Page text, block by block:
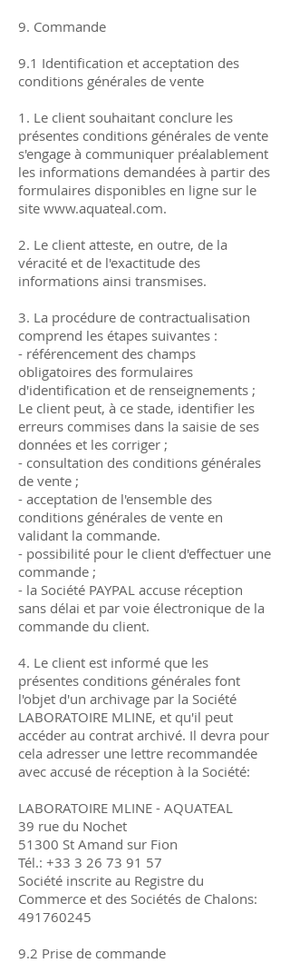
9. Commande
9.1 Identification et acceptation des
conditions générales de vente
1. Le client souhaitant conclure les
présentes conditions générales de vente
s'engage à communiquer préalablement
les informations demandées à partir des
formulaires disponibles en ligne sur le
site www.aquateal.com.
2. Le client atteste, en outre, de la
véracité et de l'exactitude des
informations ainsi transmises.
3. La procédure de contractualisation
comprend les étapes suivantes :
- référencement des champs
obligatoires des formulaires
d'identification et de renseignements ;
Le client peut, à ce stade, identifier les
erreurs commises dans la saisie de ses
données et les corriger ;
- consultation des conditions générales
de vente ;
- acceptation de l'ensemble des
conditions générales de vente en
validant la commande.
- possibilité pour le client d'effectuer une
commande ;
- la Société PAYPAL accuse réception
sans délai et par voie électronique de la
commande du client.
4. Le client est informé que les
présentes conditions générales font
l'objet d'un archivage par la Société
LABORATOIRE MLINE, et qu'il peut
accéder au contrat archivé. Il devra pour
cela adresser une lettre recommandée
avec accusé de réception à la Société:
LABORATOIRE MLINE - AQUATEAL
39 rue du Nochet
51300 St Amand sur Fion
Tél.: +33 3 26 73 91 57
Société inscrite au Registre du
Commerce et des Sociétés de Chalons:
491760245
9.2 Prise de commande